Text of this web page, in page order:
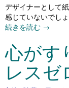
デザイナーとして
感じていないでしょ
続きを読む →
心がす
レスゼ